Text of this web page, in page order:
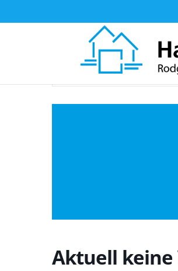
Veranstaltungen - Haus &
Aktuell keine